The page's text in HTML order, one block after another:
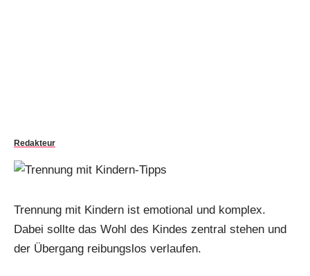
Redakteur
Trennung mit Kindern ist emotional und komplex.
Dabei sollte das Wohl des Kindes zentral stehen und
der Übergang reibungslos verlaufen.